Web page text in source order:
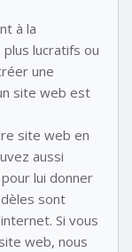
à la
lucratifs ou
une
site web est
site web en
aussi
lui donner
sont
Si vous
web, nous